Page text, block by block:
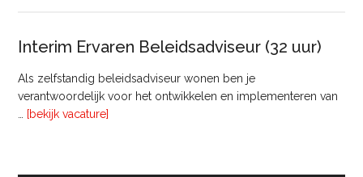
Interim Ervaren Beleidsadviseur (32 uur)
Als zelfstandig beleidsadviseur wonen ben je
verantwoordelijk voor het ontwikkelen en implementeren van
[bekijk vacature]